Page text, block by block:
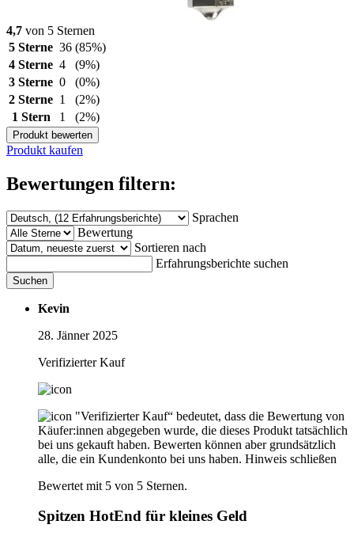
4,7 von 5 Sternen
5 Sterne 36 (85%)
4 Sterne 4
(9%)
3 Sterne 0
(0%)
2 Sterne 1
(2%)
1 Stern
1 (2%)
Produkt bewerten
Produkt kaufen
Bewertungen filtern:
Sprachen
Bewertung
Sortieren nach
Erfahrungsberichte suchen
Suchen
Kevin
28. Jänner 2025
Verifizierter Kauf
"Verifizierter Kauf“ bedeutet, dass die Bewertung von
Käufer:innen abgegeben wurde, die dieses Produkt tatsächlich
bei uns gekauft haben. Bewerten können aber grundsätzlich
alle, die ein Kundenkonto bei uns haben. Hinweis schließen
Bewertet mit 5 von 5 Sternen.
Spitzen HotEnd für kleines Geld